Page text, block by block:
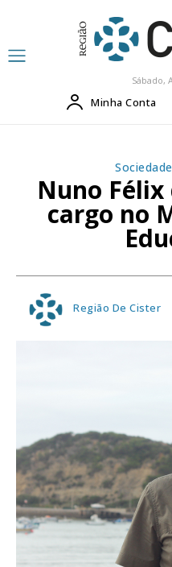
Sábado,
Minha Conta
Sociedade
Nuno
cargo no
Região De Cister